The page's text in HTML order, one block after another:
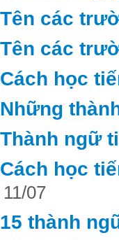
Tên các
Tên các
Cách học
Những
Thành ngữ
Cách học
11/07
15 thành